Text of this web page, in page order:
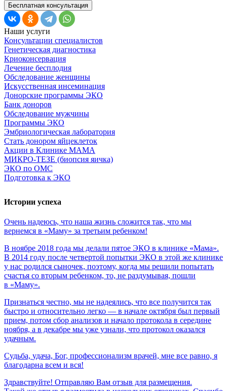
Бесплатная консультация
Наши услуги
Консультации специалистов
Генетическая диагностика
Криоконсервация
Лечение бесплодия
Обследование женщины
Искусственная инсеминация
Донорские программы ЭКО
Банк доноров
Обследование мужчины
Программы ЭКО
Эмбриологическая лаборатория
Стать донором яйцеклеток
Акции в Клинике МАМА
МИКРО-ТЕЗЕ (биопсия яичка)
ЭКО по ОМС
Подготовка к ЭКО
Истории успеха
Очень надеюсь, что наша жизнь сложится так, что мы
вернемся в «Маму» за третьим ребенком!
В ноябре 2018 года мы делали пятое ЭКО в клинике «Мама».
В 2014 году после четвертой попытки ЭКО в этой же клинике
у нас родился сыночек, поэтому, когда мы решили попытать
счастья со вторым ребенком, то, не раздумывая, пошли
в «Маму».
Признаться честно, мы не надеялись, что все получится так
быстро и относительно легко — в начале октября был первый
прием, потом сбор анализов и начало протокола в середине
ноября, а в декабре мы уже узнали, что протокол оказался
удачным.
Судьба, удача, Бог, профессионализм врачей, мне все равно, я
благодарна всем и вся!
Здравствуйте! Отправляю Вам отзыв для размещения.